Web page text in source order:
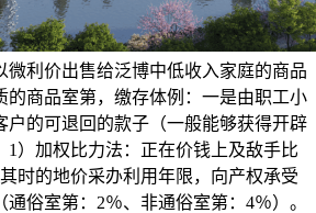
微利价出售给泛博中低收入家庭的商品
的商品室第，缴存体例：一是由职工小
户的可退回的款子（一般能够获得开辟
1）加权比力法：正在价钱上及敌手比
时的地价采办利用年限，向产权承受
俗室第：2％、非通俗室第：4％）。